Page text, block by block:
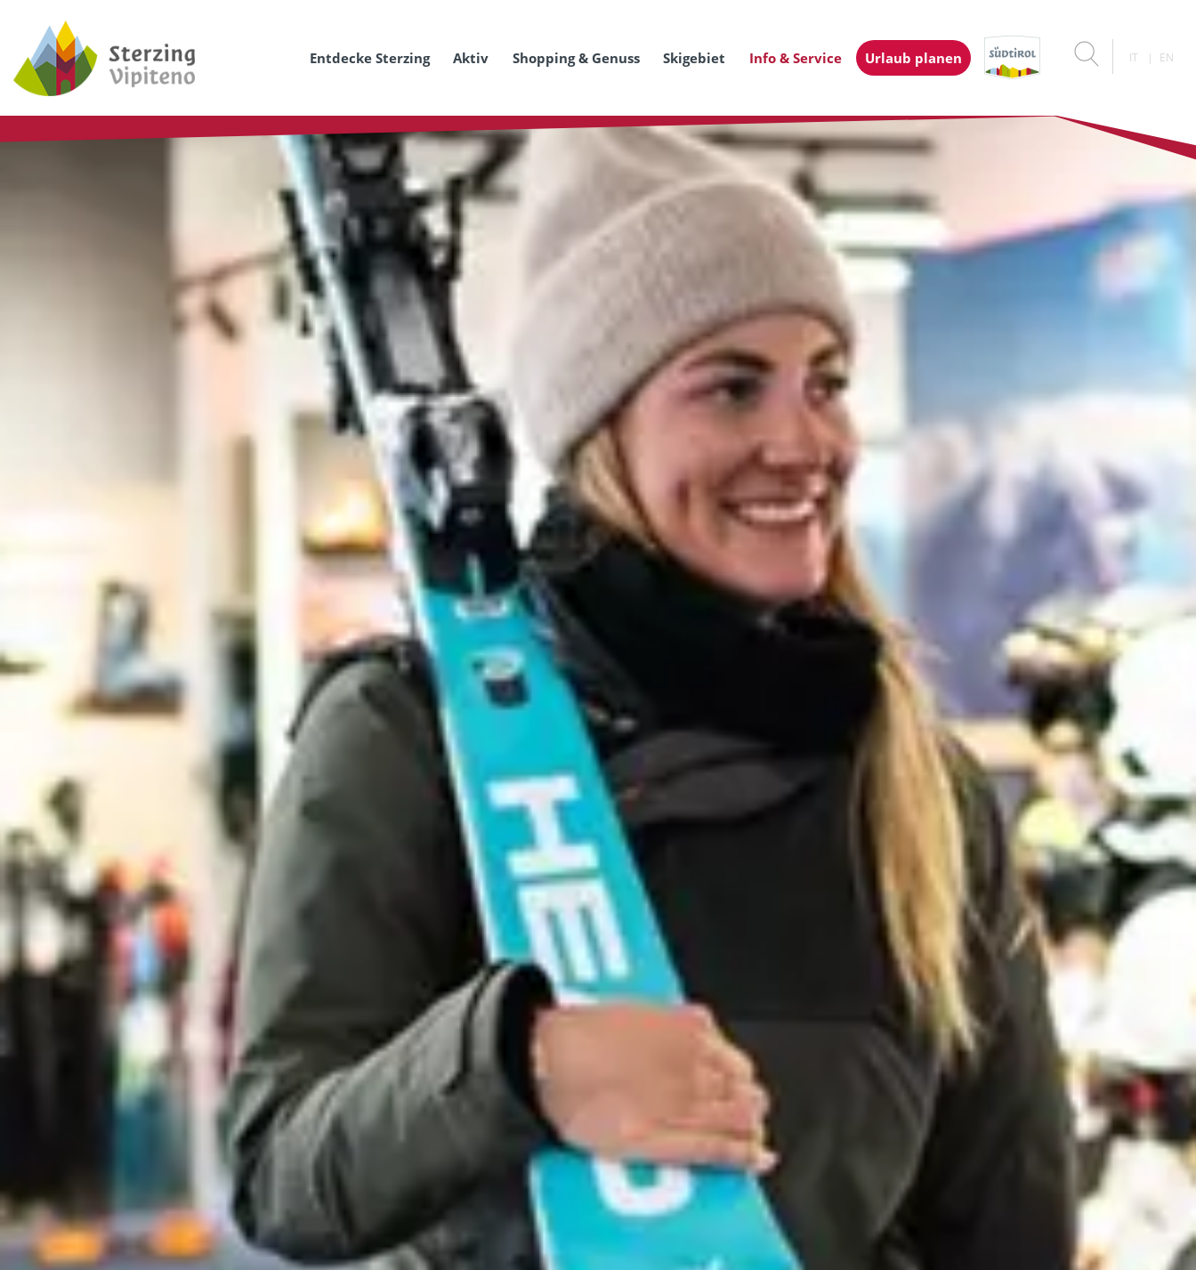
Entdecke Sterzing Aktiv Shopping & Genuss Skigebiet Info & Service Urlaub planen IT EN